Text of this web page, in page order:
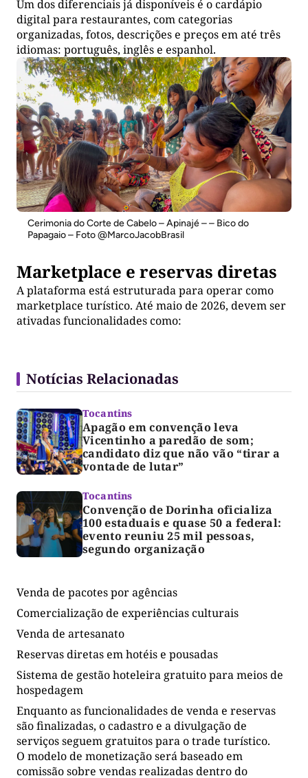
Um dos diferenciais já disponíveis é o cardápio
digital para restaurantes, com categorias
organizadas, fotos, descrições e preços em até três
idiomas: português, inglês e espanhol.
Cerimonia do Corte de Cabelo – Apinajé – – Bico do
Papagaio – Foto @MarcoJacobBrasil
Marketplace e reservas diretas
A plataforma está estruturada para operar como
marketplace turístico. Até maio de 2026, devem ser
ativadas funcionalidades como:
Notícias Relacionadas
Tocantins
Apagão em convenção leva
Vicentinho a paredão de som;
candidato diz que não vão “tirar a
vontade de lutar”
Tocantins
Convenção de Dorinha oficializa
100 estaduais e quase 50 a federal:
evento reuniu 25 mil pessoas,
segundo organização
Venda de pacotes por agências
Comercialização de experiências culturais
Venda de artesanato
Reservas diretas em hotéis e pousadas
Sistema de gestão hoteleira gratuito para meios de
hospedagem
Enquanto as funcionalidades de venda e reservas
são finalizadas, o cadastro e a divulgação de
serviços seguem gratuitos para o trade turístico.
O modelo de monetização será baseado em
comissão sobre vendas realizadas dentro do